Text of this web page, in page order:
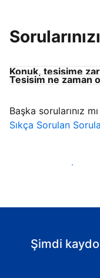
Konuk, tesisime
Tesisim ne zaman
Başka sorularınız
Sıkça Sorulan
Konuk ağırlamaya
Şimdi